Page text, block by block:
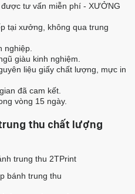
tư vấn miễn phí - XƯỞNG
tại xưởng, không qua trung
nghiệp.
giàu kinh nghiệm.
liệu giấy chất lượng, mực in
đã cam kết.
vòng 15 ngày.
thu chất lượng